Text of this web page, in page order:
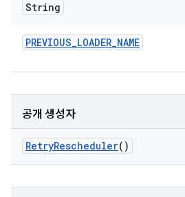
String
PREVIOUS_LOADER_NAME
공개 생성자
RetryRescheduler()